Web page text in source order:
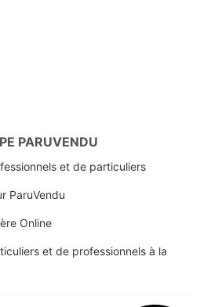
PARUVENDU
et de particuliers
ParuVendu
Online
et de professionnels à la